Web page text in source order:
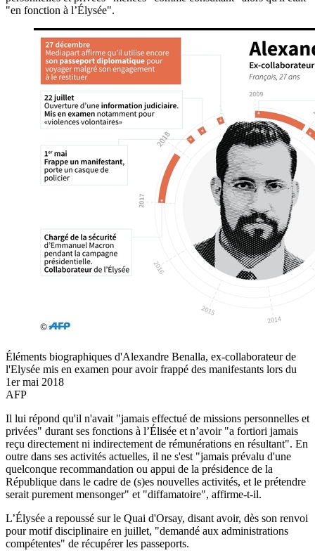
"en fonction à l’Élysée".
Éléments biographiques d'Alexandre Benalla, ex-collaborateur de
l'Elysée mis en examen pour avoir frappé des manifestants lors du
1er mai 2018
AFP
Il lui répond qu'il n'avait "jamais effectué de missions personnelles et
privées" durant ses fonctions à l’Élisée et n’avoir "a fortiori jamais
reçu directement ni indirectement de rémunérations en résultant". En
outre dans ses activités actuelles, il ne s'est "jamais prévalu d'une
quelconque recommandation ou appui de la présidence de la
République dans le cadre de (s)es nouvelles activités, et le prétendre
serait purement mensonger" et "diffamatoire", affirme-t-il.
L’Élysée a repoussé sur le Quai d'Orsay, disant avoir, dès son renvoi
pour motif disciplinaire en juillet, "demandé aux administrations
compétentes" de récupérer les passeports.